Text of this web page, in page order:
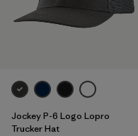
Jockey P-6 Logo Lopro
Trucker Hat